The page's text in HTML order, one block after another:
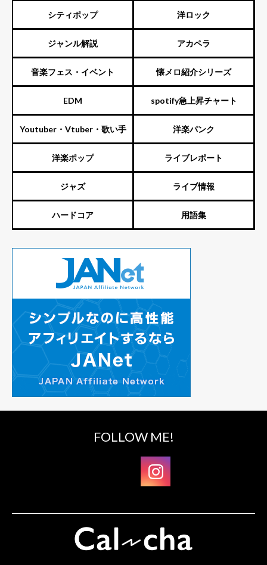
シティポップ 洋ロック
ジャンル解説 アカペラ
音楽フェス・イベント 懐メロ紹介シリーズ
EDM spotify急上昇チャート
Youtuber・Vtuber・歌い手 洋楽パンク
洋楽ポップ ライブレポート
ジャズ ライブ情報
ハードコア 用語集
FOLLOW ME!